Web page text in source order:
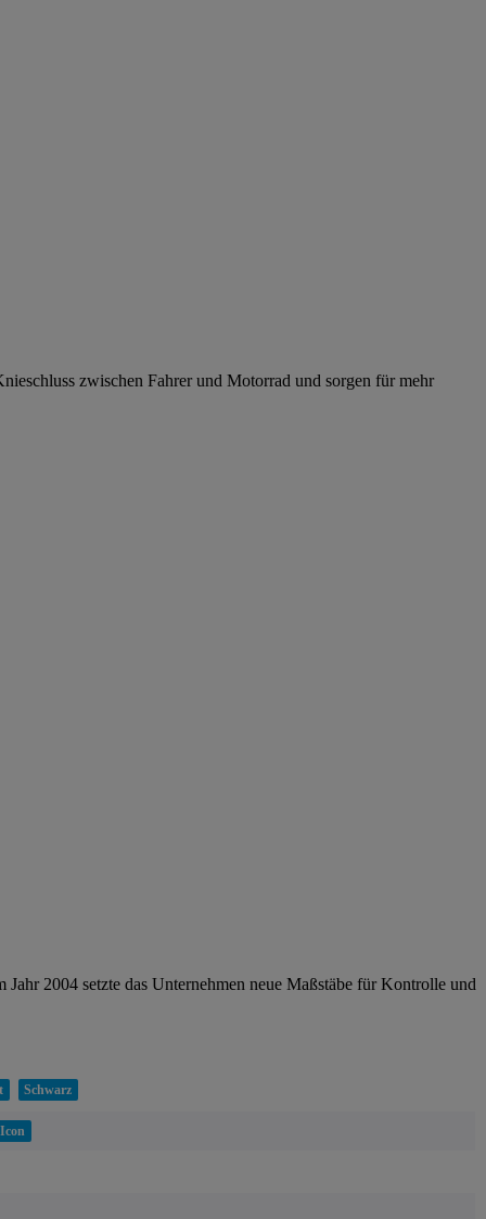
zwischen Fahrer und Motorrad und sorgen für mehr
2004 setzte das Unternehmen neue Maßstäbe für Kontrolle und
Schwarz
Icon